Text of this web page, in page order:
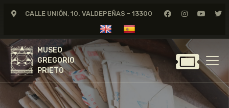
CALLE UNIÓN, 10. VALDEPEÑAS - 13300
MUSEO
GREGORIO
PRIETO
MUSEO
GREGORIO
PRIETO
GREGORIO PRIETO
MUSEO